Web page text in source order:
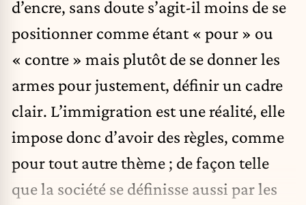
d’encre, sans doute s’agit-il moins de se
positionner comme étant « pour » ou
« contre » mais plutôt de se donner les
armes pour justement, définir un cadre
clair. L’immigration est une réalité, elle
impose donc d’avoir des règles, comme
pour tout autre thème ; de façon telle
que la société se définisse aussi par les